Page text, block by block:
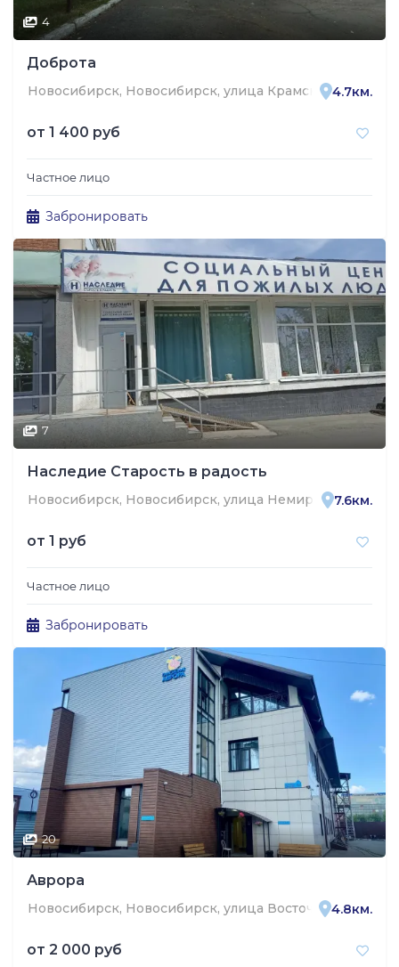
4
Доброта
Новосибирск, Новосибирск, улица Крамского, 43
4.7км.
от 1 400 руб
Частное лицо
Забронировать
7
Наследие Старость в радость
Новосибирск, Новосибирск, улица Немировича-
7.6км.
от 1 руб
Частное лицо
Забронировать
20
Аврора
Новосибирск, Новосибирск, улица Восточный4.8км.
от 2 000 руб